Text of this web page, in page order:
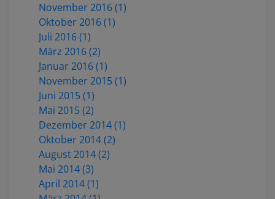
November 2016 (1)
Oktober 2016 (1)
Juli 2016 (1)
März 2016 (2)
Januar 2016 (1)
November 2015 (1)
Juni 2015 (1)
Mai 2015 (2)
Dezember 2014 (1)
Oktober 2014 (2)
August 2014 (2)
Mai 2014 (3)
April 2014 (1)